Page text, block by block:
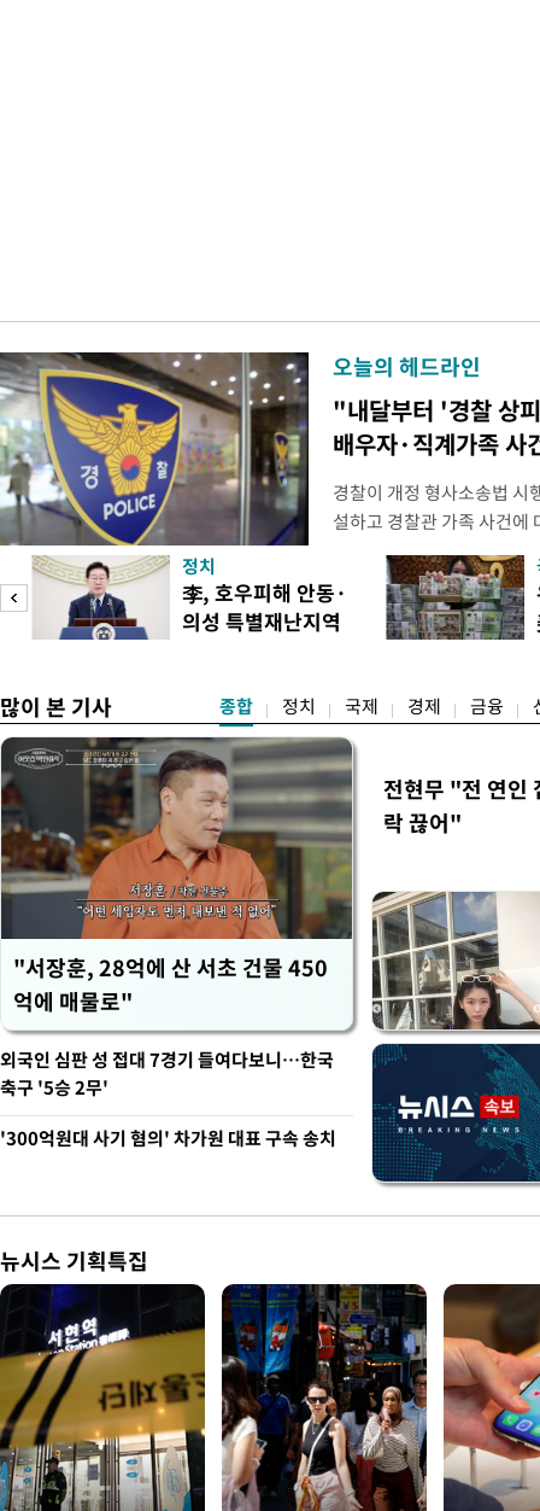
오늘의 헤드라인
"내달부터 '경찰 상
배우자·직계가족 사
경찰이 개정 형사소송법 시
설하고 경찰관 가족 사건에
피제'를 도입한다. 경찰청
후속 조치 태스크포스
우선 올해 하반기 인사에
하던 수사감찰 기능을 인
정치
李, 호우피해 안동·
의성 특별재난지역
많이 본 기사 종합 정치 국제 경제 금융
"서장훈, 28억에 산 서초 건물 450
억에 매물로"
전현무 "전 연인
락 끊어"
외국인 심판 성 접대 7경기 들여다보니…한국
축구 '5승 2무'
'300억원대 사기 혐의' 차가원 대표 구속 송치
뉴시스 기획특집